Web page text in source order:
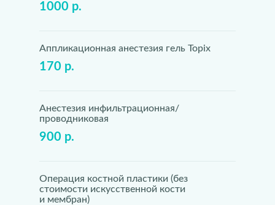
1000 р.
Аппликационная анестезия гель Topix
170 р.
Анестезия инфильтрационная/
проводниковая
900 р.
Операция костной пластики (без
стоимости искусственной кости
и мембран)